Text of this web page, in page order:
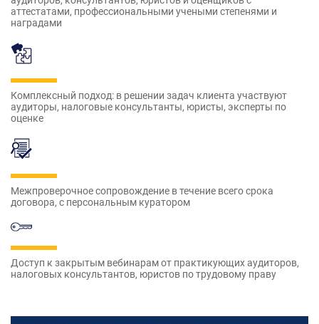
аттестатами, профессиональными учеными степенями и
наградами
Комплексный подход: в решении задач клиента участвуют
аудиторы, налоговые консультанты, юристы, эксперты по
оценке
Межпроверочное сопровождение в течение всего срока
договора, с персональным куратором
Доступ к закрытым вебинарам от практикующих аудиторов,
налоговых консультантов, юристов по трудовому праву